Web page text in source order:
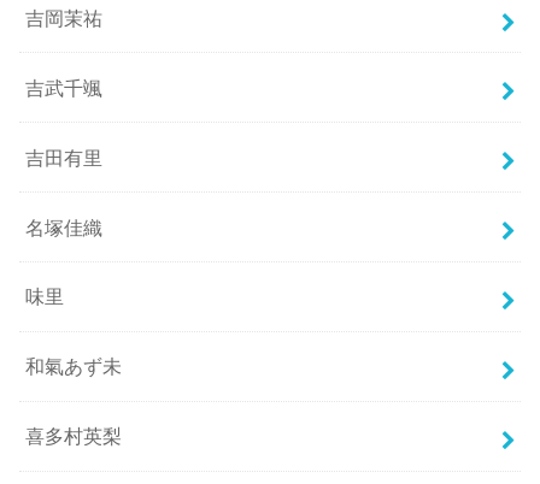
吉岡茉祐
吉武千颯
吉田有里
名塚佳織
味里
和氣あず未
喜多村英梨